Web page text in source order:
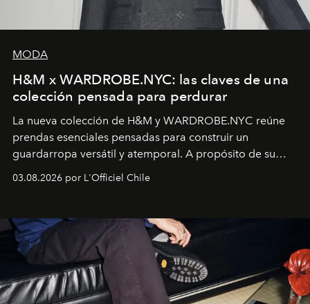
MODA
H&M x WARDROBE.NYC: las claves de una
colección pensada para perdurar
La nueva colección de H&M y WARDROBE.NYC reúne
prendas esenciales pensadas para construir un
guardarropa versátil y atemporal. A propósito de su
la asesora creativa y jefa de diseño global de la marca
y la filosofía detrás de la propuesta.
03.08.2026 por L'Officiel Chile